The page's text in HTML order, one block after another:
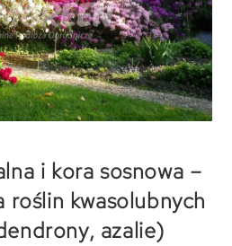
i kora sosnowa –
roślin kwasolubnych
azalie)